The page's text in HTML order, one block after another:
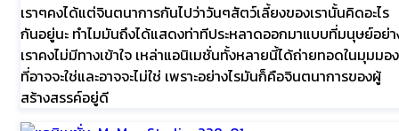
เราๆคงได้แต่จินตนาการกันไปว่าวันๆสัตว์เลี้ยงของเรานั้นคิดอะไร
กันอยู่นะ ทำไมมันถึงได้แสดงท่าทีประหลาดออกมาแบบที่มนุษย์อย่า
เราคงไม่มีทางเข้าใจ เหล่าแอนิเมชั่นทั้งหลายนี้ได้ถ่ายทอดในมุมมอง
ที่อาจจะใช่และอาจจะไม่ใช่ เพราะอย่างไรมันก็คือจินตนาการของผู้
สร้างสรรค์อยู่ดี